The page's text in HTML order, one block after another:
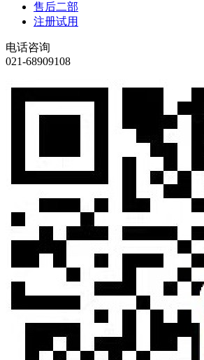
售后二部
注册试用
电话咨询
021-68909108